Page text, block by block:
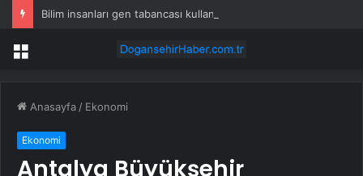
Menü
Anasayfa / Ekonomi
Ekonomi
Antalya Büyükşehir